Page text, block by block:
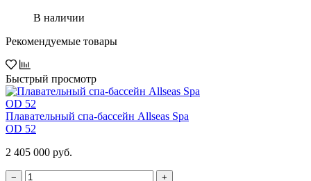
В наличии
Рекомендуемые товары
Быстрый просмотр
Плавательный спа-бассейн Allseas Spa
OD 52
2 405 000 руб.
− +